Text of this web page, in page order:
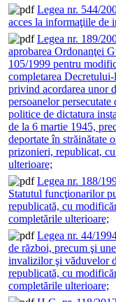
Legea nr. 544/
acces la informaţiile de
Legea nr. 189/
aprobarea Ordonanţei
105/1999 pentru
completarea
privind acordarea unor
persoanelor
politice de dictatura
de la 6 martie 1945,
deportate în străinătate
prizonieri, republicat,
ulterioare;
Legea nr. 188/
Statutul funcţionarilor
republicată, cu
completările ulterioare;
Legea nr. 44/
de război, precum şi
invalizilor şi văduvelor
republicată, cu
completările ulterioare;